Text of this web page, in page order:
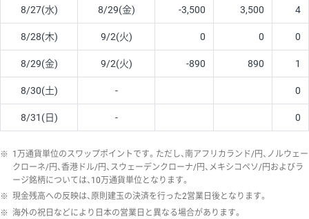
8/27(水) 8/29(金) -3,500 3,500 4
8/28(木) 9/2(火) 0 0 0
8/29(金) 9/2(火) -890 890 1
8/30(土) - 0
8/31(日) - 0
※ 1万通貨単位のスワップポイントです。ただし、南アフリカランド/円、ノルウェー
クローネ/円、香港ドル/円、スウェーデンクローナ/円、メキシコペソ/円およびラ
ージ銘柄については、10万通貨単位となります。
※ 現金残高への反映は、原則建玉の決済を行った2営業日後となります。
※ 海外の祝日などにより日本の営業日と異なる場合があります。